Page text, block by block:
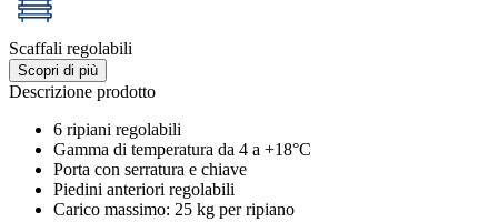
Scaffali regolabili
Scopri di più
Descrizione prodotto
6 ripiani regolabili
Gamma di temperatura da 4 a +18°C
Porta con serratura e chiave
Piedini anteriori regolabili
Carico massimo: 25 kg per ripiano